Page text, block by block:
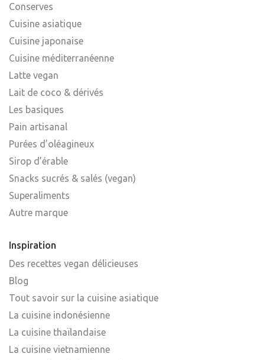
Conserves
Cuisine asiatique
Cuisine japonaise
Cuisine méditerranéenne
Latte vegan
Lait de coco & dérivés
Les basiques
Pain artisanal
Purées d’oléagineux
Sirop d’érable
Snacks sucrés & salés (vegan)
Superaliments
Autre marque
Inspiration
Des recettes vegan délicieuses
Blog
Tout savoir sur la cuisine asiatique
La cuisine indonésienne
La cuisine thaïlandaise
La cuisine vietnamienne